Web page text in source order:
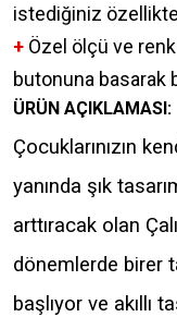
istediğiniz
+ Özel ölçü ve
butonuna
ÜRÜN AÇIKLAMASI:
Çocuklarınızın
yanında şık
arttıracak olan
dönemlerde birer
başlıyor ve akıllı